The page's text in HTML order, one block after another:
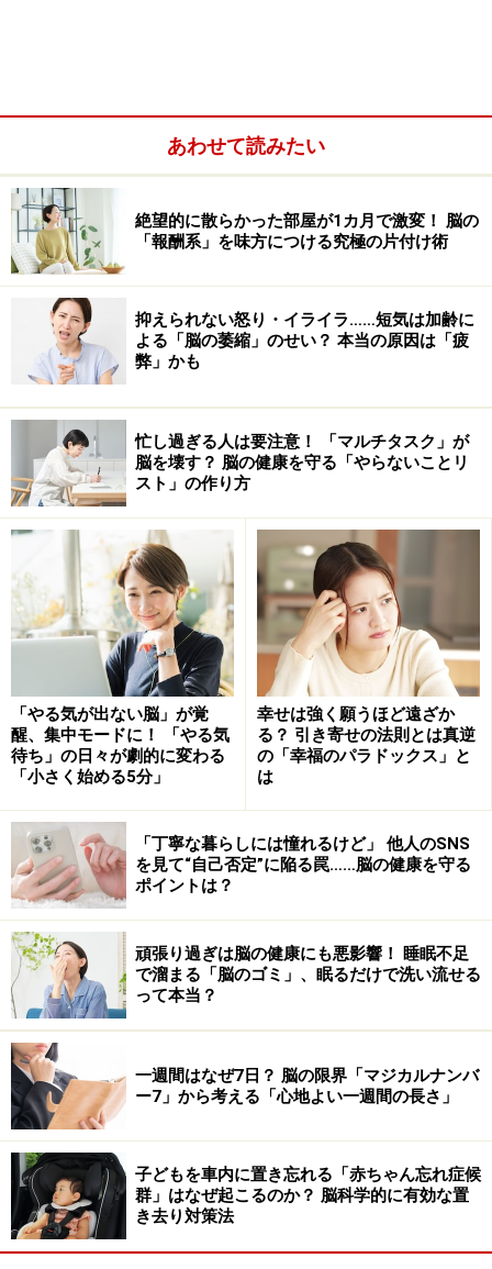
ースでしょう。
食べることではなく、買い物やスマホ、ゲームなどに逃
避してしまう人もいます。一種の精神依存といえるでし
残念ながら、空腹を満たすためではなく、現実逃避の手
段として食べることを繰り返しても、本来の問題は解決
せず、余計にストレスが溜まってしまいます。行き過ぎ
ると、過食症や拒食症につながることもあるので注意し
ましょう。困ったときには、物や行為に逃げるのではな
く、自分に共感してくれる身近な人や専門家など「人」
※記事内容は執筆時点のものです。最新の内容をご確認くださ
い。
※当サイトにおける医師・医療従事者等による情報の提供は、診
断・治療行為ではありません。診断・治療を必要とする方は、適
切な医療機関での受診をおすすめいたします。記事内容は執筆者
個人の見解によるものであり、全ての方への有効性を保証するも
のではありません。当サイトで提供する情報に基づいて被ったい
かなる損害についても、当社、各ガイド、その他当社と契約した
情報提供者は一切の責任を負いかねます。
免責事項
あわせて読みたい
絶望的に散らかった部屋が1カ月で激変！ 脳の
「報酬系」を味方につける究極の片付け術
抑えられない怒り・イライラ……短気は加齢に
よる「脳の萎縮」のせい？ 本当の原因は「疲
弊」かも
忙し過ぎる人は要注意！ 「マルチタスク」が
脳を壊す？ 脳の健康を守る「やらないことリ
スト」の作り方
「やる気が出ない脳」が覚
醒、集中モードに！ 「やる気
待ち」の日々が劇的に変わる
「小さく始める5分」
幸せは強く願うほど遠ざか
る？ 引き寄せの法則とは真逆
の「幸福のパラドックス」と
は
「丁寧な暮らしには憧れるけど」 他人のSNS
を見て“自己否定”に陥る罠……脳の健康を守る
ポイントは？
頑張り過ぎは脳の健康にも悪影響！ 睡眠不足
で溜まる「脳のゴミ」、眠るだけで洗い流せる
って本当？
一週間はなぜ7日？ 脳の限界「マジカルナンバ
ー7」から考える「心地よい一週間の長さ」
子どもを車内に置き忘れる「赤ちゃん忘れ症候
群」はなぜ起こるのか？ 脳科学的に有効な置
き去り対策法